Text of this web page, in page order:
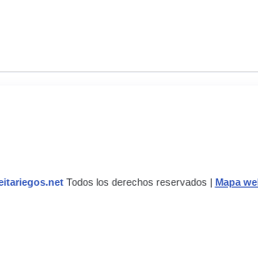
Todos los derechos reservados | Mapa